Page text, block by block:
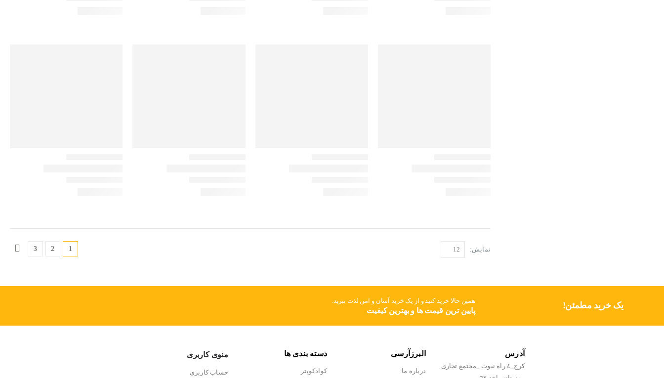
نمایش: 1
2
3
یک خرید مطمئن! همین حالا خرید کنید و از یک خرید آسان و امن لذت ببرید.
پایین ترین قیمت ها و بهترین کیفیت
آدرس
كرج_٤ راه نبوت _مجتمع تجارى
البرزآرسی
درباره ما
دسته بندی ها
کوادکوپتر
منوی کاربری
حساب کاربری